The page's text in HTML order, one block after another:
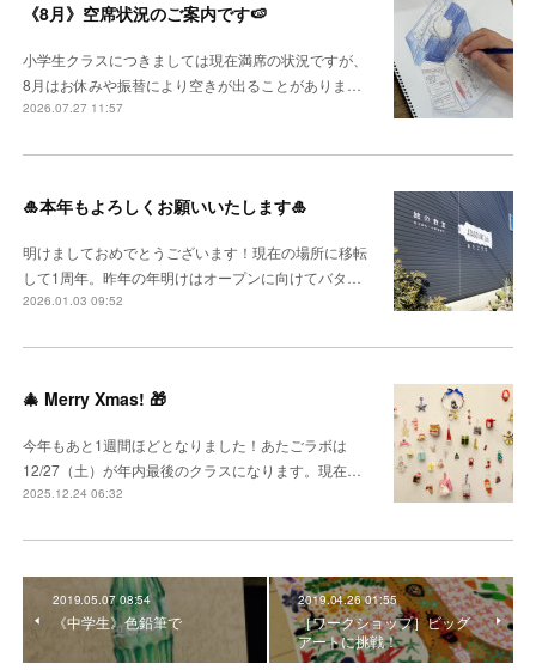
《8月》空席状況のご案内です🍉
小学生クラスにつきましては現在満席の状況ですが、
8月はお休みや振替により空きが出ることがありま…
2026.07.27 11:57
🎍本年もよろしくお願いいたします🎍
明けましておめでとうございます！現在の場所に移転
して1周年。昨年の年明けはオープンに向けてバタ…
2026.01.03 09:52
🎄 Merry Xmas! 🎁
今年もあと1週間ほどとなりました！あたごラボは
12/27（土）が年内最後のクラスになります。現在…
2025.12.24 06:32
2019.05.07 08:54
《中学生》色鉛筆で
2019.04.26 01:55
［ワークショップ］ビッグ
アートに挑戦！